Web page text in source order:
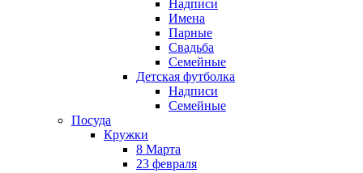
Надписи
Имена
Парные
Свадьба
Семейные
Детская футболка
Надписи
Семейные
Посуда
Кружки
8 Марта
23 февраля